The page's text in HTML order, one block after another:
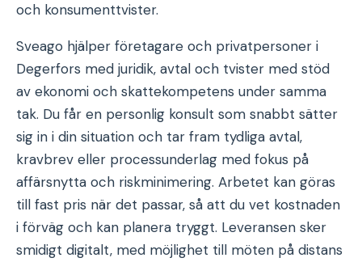
och konsumenttvister.
Sveago hjälper företagare och privatpersoner i
Degerfors med juridik, avtal och tvister med stöd
av ekonomi och skattekompetens under samma
tak. Du får en personlig konsult som snabbt sätter
sig in i din situation och tar fram tydliga avtal,
kravbrev eller processunderlag med fokus på
affärsnytta och riskminimering. Arbetet kan göras
till fast pris när det passar, så att du vet kostnaden
i förväg och kan planera tryggt. Leveransen sker
smidigt digitalt, med möjlighet till möten på distans